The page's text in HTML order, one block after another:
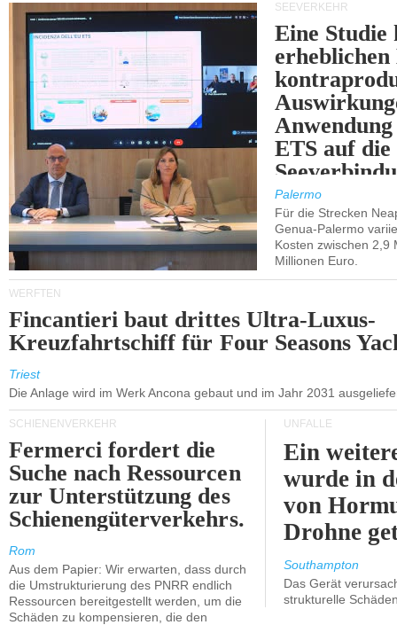
SEEVERKEHR
Eine Studie
ETS auf die
Palermo
Für die Strecken
Genua-Palermo
Kosten zwischen 2,9
Millionen Euro.
WERFTEN
Fincantieri baut drittes Ultra-Luxus-
Kreuzfahrtschiff für Four Seasons
Triest
Die Anlage wird im Werk Ancona gebaut und im Jahr 2031
SCHIENENVERKEHR
Fermerci fordert die
Suche nach Ressourcen
zur Unterstützung des
Schienengüterverkehrs.
Rom
Aus dem Papier: Wir erwarten, dass durch
die Umstrukturierung des PNRR endlich
Ressourcen bereitgestellt werden, um die
Schäden zu kompensieren, die den
UNFÄLLE
Ein
wurde in
von
Drohne
Southampton
Das Gerät
strukturelle